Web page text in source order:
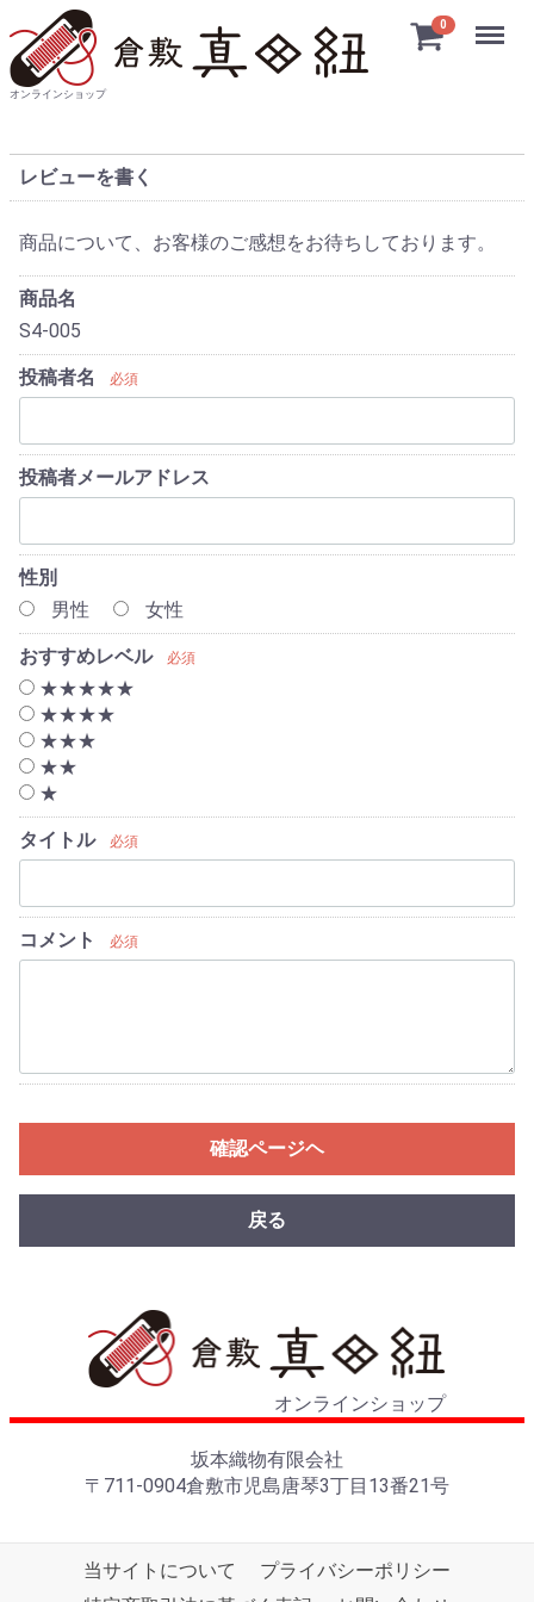
オンラインショップ
0 Menu
レビューを書く
商品について、お客様のご感想をお待ちしております。
商品名
S4-005
投稿者名 必須
投稿者メールアドレス
性別
男性
女性
おすすめレベル 必須
★★★★★
★★★★
★★★
★★
★
タイトル 必須
コメント 必須
確認ページヘ
戻る
オンラインショップ
坂本織物有限会社
〒711-0904倉敷市児島唐琴3丁目13番21号
当サイトについて
プライバシーポリシー